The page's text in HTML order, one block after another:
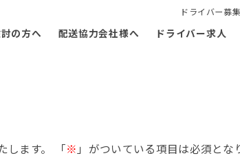
ドライバー募
の方へ 配送協力会社様へ ドライバー求人
します。 「※ 」がついている項目は必須とな